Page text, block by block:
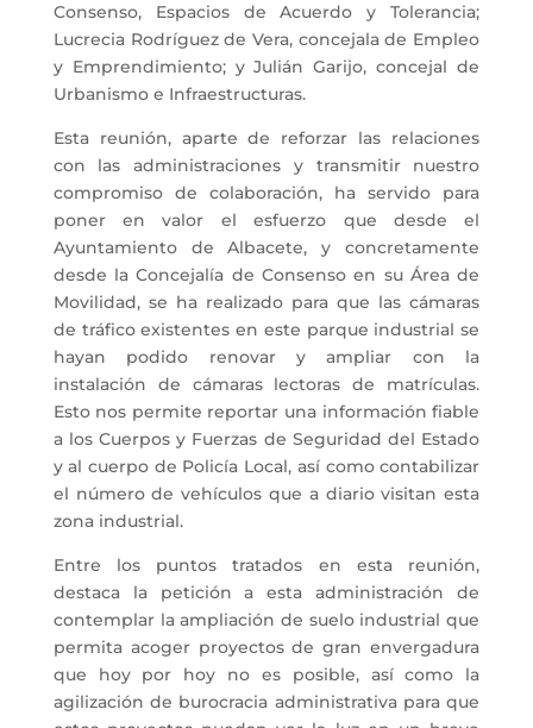
Consenso, Espacios de Acuerdo y Tolerancia;
Lucrecia Rodríguez de Vera, concejala de Empleo
y Emprendimiento; y Julián Garijo, concejal de
Urbanismo e Infraestructuras.
Esta reunión, aparte de reforzar las relaciones
con las administraciones y transmitir nuestro
compromiso de colaboración, ha servido para
poner en valor el esfuerzo que desde el
Ayuntamiento de Albacete, y concretamente
desde la Concejalía de Consenso en su Área de
Movilidad, se ha realizado para que las cámaras
de tráfico existentes en este parque industrial se
hayan podido renovar y ampliar con la
instalación de cámaras lectoras de matrículas.
Esto nos permite reportar una información fiable
a los Cuerpos y Fuerzas de Seguridad del Estado
y al cuerpo de Policía Local, así como contabilizar
el número de vehículos que a diario visitan esta
zona industrial.
Entre los puntos tratados en esta reunión,
destaca la petición a esta administración de
contemplar la ampliación de suelo industrial que
permita acoger proyectos de gran envergadura
que hoy por hoy no es posible, así como la
agilización de burocracia administrativa para que